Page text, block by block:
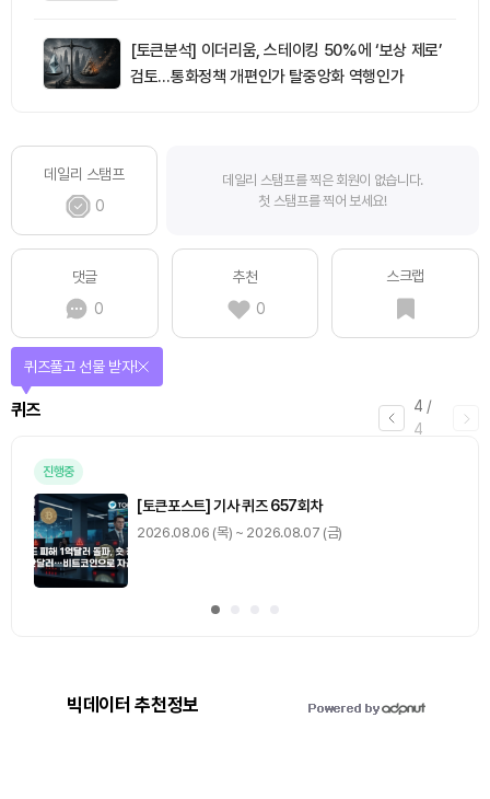
[토큰분석] 이더리움, 스테이킹 50%에 ‘보상 제로’
검토…통화정책 개편인가 탈중앙화 역행인가
데일리 스탬프
0
데일리 스탬프를 찍은 회원이 없습니다.
첫 스탬프를 찍어 보세요!
댓글
0
추천
0
스크랩
4 /
4
퀴즈
퀴즈풀고 선물 받자!
진행중
[토큰포스트] 기사 퀴즈 657회차
2026.08.06 (목) ~ 2026.08.07 (금)
빅데이터 추천정보